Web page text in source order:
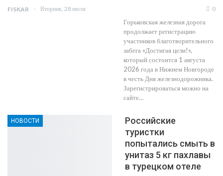
FISKAR Вторник, 28 июля 0
Горьковская железная дорога
продолжает регистрацию
участников благотворительного
забега «Достигая цели!»,
который состоится 1 августа
2026 года в Нижнем Новгороде
в честь Дня железнодорожника.
Зарегистрироваться можно на
сайте…
НОВОСТИ
Российские
туристки
попытались смыть в
унитаз 5 кг пахлавы
в турецком отеле